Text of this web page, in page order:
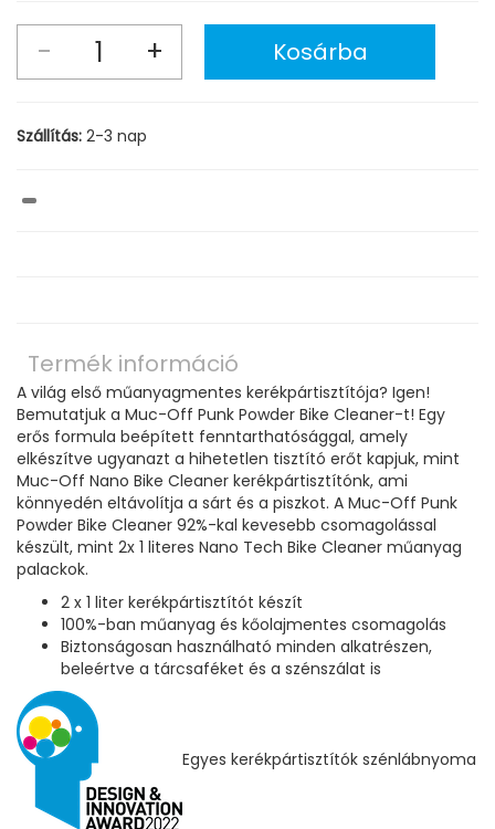
Szállítás: 2-3 nap
Termék információ
A világ első műanyagmentes kerékpártisztítója? Igen!
Bemutatjuk a Muc-Off Punk Powder Bike Cleaner-t! Egy
erős formula beépített fenntarthatósággal, amely
elkészítve ugyanazt a hihetetlen tisztító erőt kapjuk, mint
Muc-Off Nano Bike Cleaner kerékpártisztítónk, ami
könnyedén eltávolítja a sárt és a piszkot. A Muc-Off Punk
Powder Bike Cleaner 92%-kal kevesebb csomagolással
készült, mint 2x 1 literes Nano Tech Bike Cleaner műanyag
palackok.
2 x 1 liter kerékpártisztítót készít
100%-ban műanyag és kőolajmentes csomagolás
Biztonságosan használható minden alkatrészen,
beleértve a tárcsaféket és a szénszálat is
Egyes kerékpártisztítók szénlábnyoma